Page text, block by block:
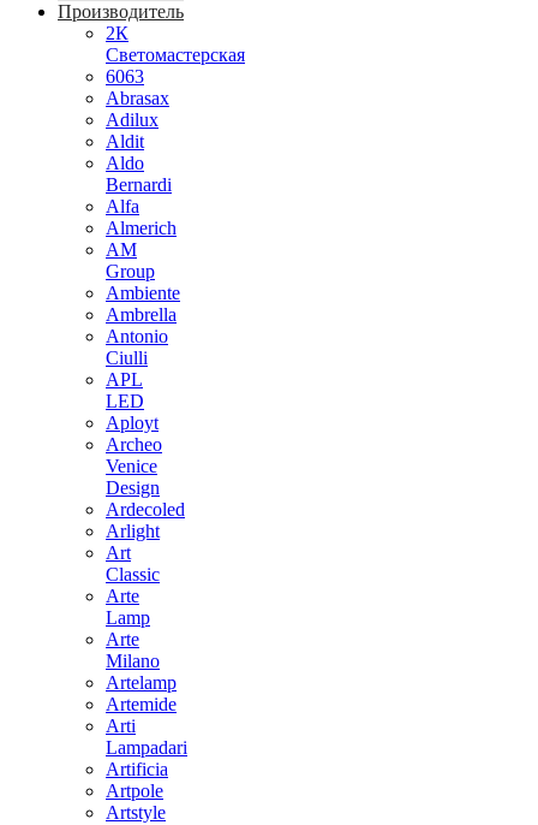
Производитель
2К
Светомастерская
6063
Abrasax
Adilux
Aldit
Aldo
Bernardi
Alfa
Almerich
AM
Group
Ambiente
Ambrella
Antonio
Ciulli
APL
LED
Aployt
Archeo
Venice
Design
Ardecoled
Arlight
Art
Classic
Arte
Lamp
Arte
Milano
Artelamp
Artemide
Arti
Lampadari
Artificia
Artpole
Artstyle